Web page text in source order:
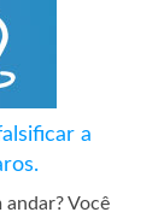
a
Você